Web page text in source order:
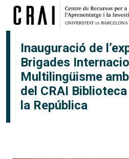
Vés
Inauguració de
Brigades
Multilingüisme
del CRAI
la República